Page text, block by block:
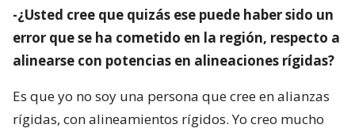
-¿Usted cree que quizás ese puede haber sido un
error que se ha cometido en la región, respecto a
alinearse con potencias en alineaciones rígidas?
Es que yo no soy una persona que cree en alianzas
rígidas, con alineamientos rígidos. Yo creo mucho